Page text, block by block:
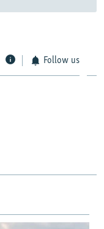
Follow us